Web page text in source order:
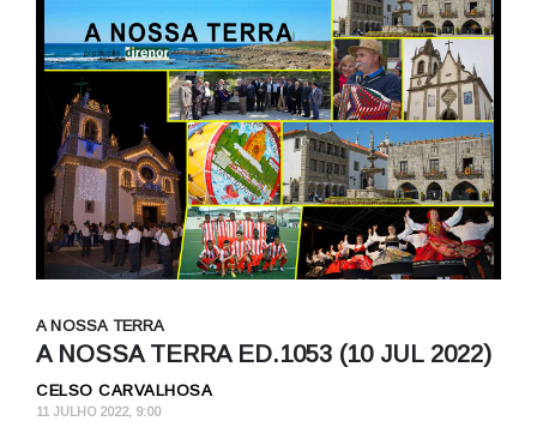
A NOSSA TERRA
A NOSSA TERRA ED.1053 (10 JUL 2022)
CELSO CARVALHOSA
11 JULHO 2022, 9:00